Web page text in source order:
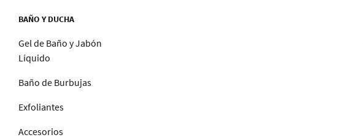
BAÑO Y DUCHA
Gel de Baño y Jabón
Líquido
Baño de Burbujas
Exfoliantes
Accesorios